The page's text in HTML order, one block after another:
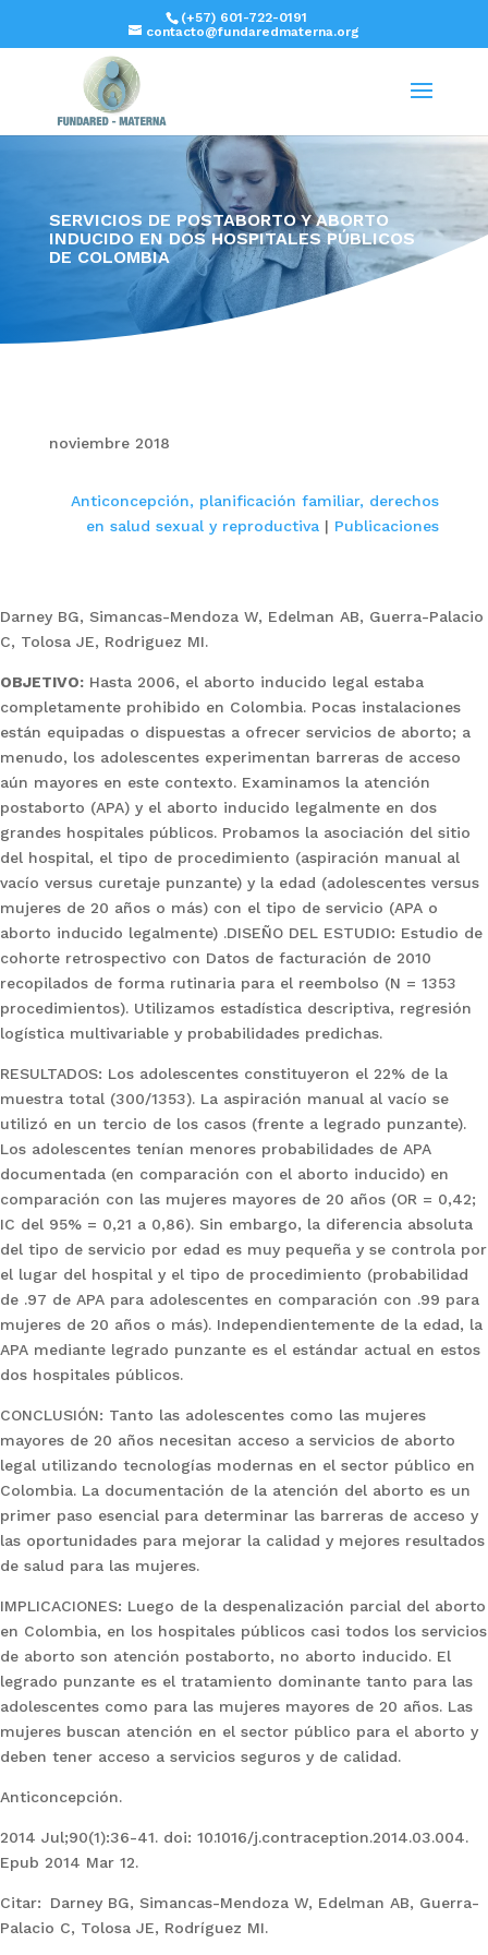
(+57) 601-722-0191
contacto@fundaredmaterna.org
SERVICIOS DE POSTABORTO Y ABORTO
INDUCIDO EN DOS HOSPITALES PÚBLICOS
DE COLOMBIA
noviembre 2018
Anticoncepción, planificación familiar, derechos
en salud sexual y reproductiva | Publicaciones
Darney BG, Simancas-Mendoza W, Edelman AB, Guerra-Palacio
C, Tolosa JE, Rodriguez MI.
OBJETIVO: Hasta 2006, el aborto inducido legal estaba
completamente prohibido en Colombia. Pocas instalaciones
están equipadas o dispuestas a ofrecer servicios de aborto; a
menudo, los adolescentes experimentan barreras de acceso
aún mayores en este contexto. Examinamos la atención
postaborto (APA) y el aborto inducido legalmente en dos
grandes hospitales públicos. Probamos la asociación del sitio
del hospital, el tipo de procedimiento (aspiración manual al
vacío versus curetaje punzante) y la edad (adolescentes versus
mujeres de 20 años o más) con el tipo de servicio (APA o
aborto inducido legalmente) .DISEÑO DEL ESTUDIO: Estudio de
cohorte retrospectivo con Datos de facturación de 2010
recopilados de forma rutinaria para el reembolso (N = 1353
procedimientos). Utilizamos estadística descriptiva, regresión
logística multivariable y probabilidades predichas.
RESULTADOS: Los adolescentes constituyeron el 22% de la
muestra total (300/1353). La aspiración manual al vacío se
utilizó en un tercio de los casos (frente a legrado punzante).
Los adolescentes tenían menores probabilidades de APA
documentada (en comparación con el aborto inducido) en
comparación con las mujeres mayores de 20 años (OR = 0,42;
IC del 95% = 0,21 a 0,86). Sin embargo, la diferencia absoluta
del tipo de servicio por edad es muy pequeña y se controla por
el lugar del hospital y el tipo de procedimiento (probabilidad
de .97 de APA para adolescentes en comparación con .99 para
mujeres de 20 años o más). Independientemente de la edad, la
APA mediante legrado punzante es el estándar actual en estos
dos hospitales públicos.
CONCLUSIÓN: Tanto las adolescentes como las mujeres
mayores de 20 años necesitan acceso a servicios de aborto
legal utilizando tecnologías modernas en el sector público en
Colombia. La documentación de la atención del aborto es un
primer paso esencial para determinar las barreras de acceso y
las oportunidades para mejorar la calidad y mejores resultados
de salud para las mujeres.
IMPLICACIONES: Luego de la despenalización parcial del aborto
en Colombia, en los hospitales públicos casi todos los servicios
de aborto son atención postaborto, no aborto inducido. El
legrado punzante es el tratamiento dominante tanto para las
adolescentes como para las mujeres mayores de 20 años. Las
mujeres buscan atención en el sector público para el aborto y
deben tener acceso a servicios seguros y de calidad.
Anticoncepción.
2014 Jul;90(1):36-41. doi: 10.1016/j.contraception.2014.03.004.
Epub 2014 Mar 12.
Citar: Darney BG, Simancas-Mendoza W, Edelman AB, Guerra-
Palacio C, Tolosa JE, Rodríguez MI.